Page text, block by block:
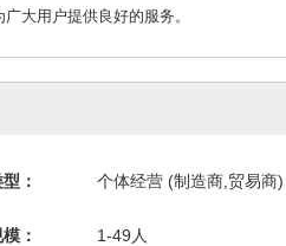
大用户提供良好的服务。
： 个体经营 (制造商,贸易商)
： 1-49人